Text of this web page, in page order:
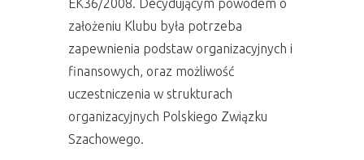
EK36/2008. Decydującym powodem o
założeniu Klubu była potrzeba
zapewnienia podstaw organizacyjnych i
finansowych, oraz możliwość
uczestniczenia w strukturach
organizacyjnych Polskiego Związku
Szachowego.